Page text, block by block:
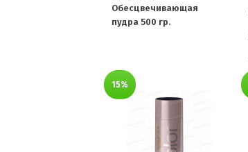
Обесцвечивающая
пудра 500 гр.
15%